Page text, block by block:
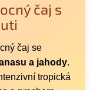
čaj s
čaj se
a jahody.
tropická